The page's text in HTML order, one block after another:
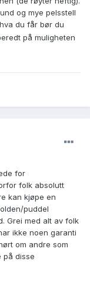
og mye pelsstell
du får bør du
på muligheten
for
folk absolutt
kan kjøpe en
puddel
Grei med alt av folk
ikke noen garanti
om andre som
på disse